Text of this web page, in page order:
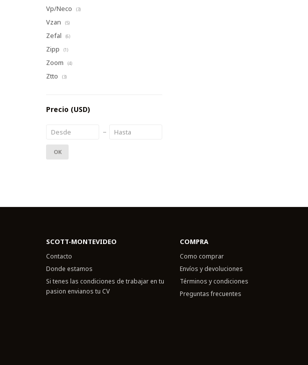
Vp/Neco (3)
Vzan (5)
Zefal (6)
Zipp (1)
Zoom (4)
Ztto (3)
Precio (USD)
OK
SCOTT-MONTEVIDEO
Contacto
Donde estamos
Si tenes las condiciones de trabajar en tu
pasion envianos tu CV
COMPRA
Como comprar
Envíos y devoluciones
Términos y condiciones
Preguntas frecuentes